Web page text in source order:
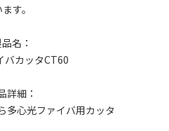
す。
名：
バカッタCT60
詳細：
多心光ファイバ用カッタ